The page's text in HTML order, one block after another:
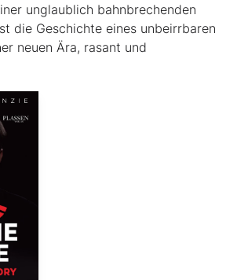
unglaublich bahnbrechenden
die Geschichte eines unbeirrbaren
neuen Ära, rasant und